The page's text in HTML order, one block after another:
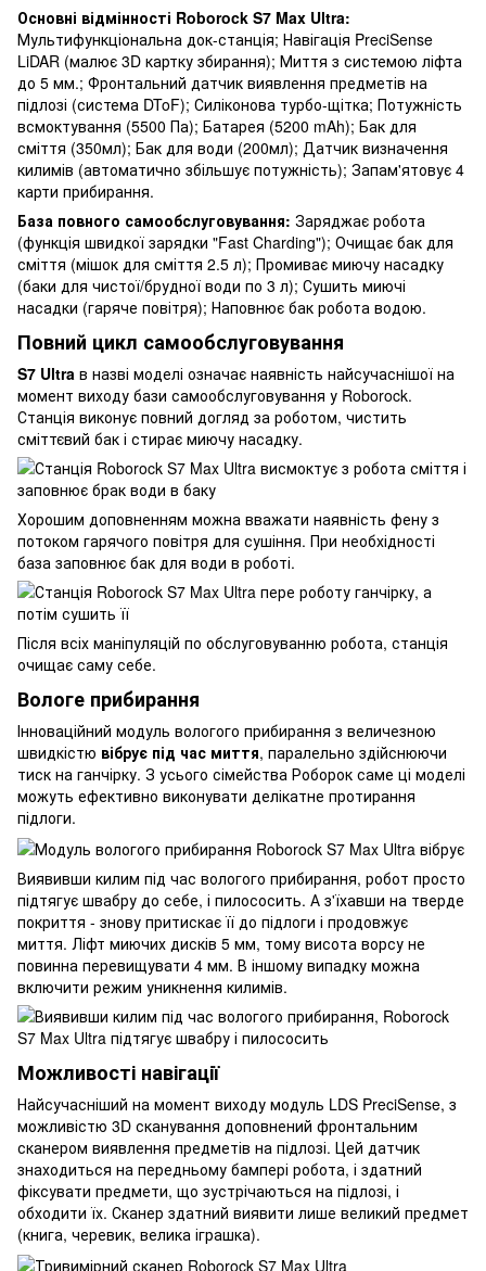
Основні відмінності Roborock S7 Max Ultra:
Мультифункціональна док-станція; Навігація PreciSense
LiDAR (малює 3D картку збирання); Миття з системою ліфта
до 5 мм.; Фронтальний датчик виявлення предметів на
підлозі (система DToF); Силіконова турбо-щітка; Потужність
всмоктування (5500 Па); Батарея (5200 mAh); Бак для
сміття (350мл); Бак для води (200мл); Датчик визначення
килимів (автоматично збільшує потужність); Запам'ятовує 4
карти прибирання.
База повного самообслуговування: Заряджає робота
(функція швидкої зарядки "Fast Charding"); Очищає бак для
сміття (мішок для сміття 2.5 л); Промиває миючу насадку
(баки для чистої/брудної води по 3 л); Сушить миючі
насадки (гаряче повітря); Наповнює бак робота водою.
Повний цикл самообслуговування
S7 Ultra в назві моделі означає наявність найсучаснішої на
момент виходу бази самообслуговування у Roborock.
Станція виконує повний догляд за роботом, чистить
сміттєвий бак і стирає миючу насадку.
Хорошим доповненням можна вважати наявність фену з
потоком гарячого повітря для сушіння. При необхідності
база заповнює бак для води в роботі.
Після всіх маніпуляцій по обслуговуванню робота, станція
очищає саму себе.
Вологе прибирання
Інноваційний модуль вологого прибирання з величезною
швидкістю вібрує під час миття, паралельно здійснюючи
тиск на ганчірку. З усього сімейства Роборок саме ці моделі
можуть ефективно виконувати делікатне протирання
підлоги.
Виявивши килим під час вологого прибирання, робот просто
підтягує швабру до себе, і пилососить. А з'їхавши на тверде
покриття - знову притискає її до підлоги і продовжує
миття. Ліфт миючих дисків 5 мм, тому висота ворсу не
повинна перевищувати 4 мм. В іншому випадку можна
включити режим уникнення килимів.
Можливості навігації
Найсучасніший на момент виходу модуль LDS PreciSense, з
можливістю 3D сканування доповнений фронтальним
сканером виявлення предметів на підлозі. Цей датчик
знаходиться на передньому бампері робота, і здатний
фіксувати предмети, що зустрічаються на підлозі, і
обходити їх. Сканер здатний виявити лише великий предмет
(книга, черевик, велика іграшка).